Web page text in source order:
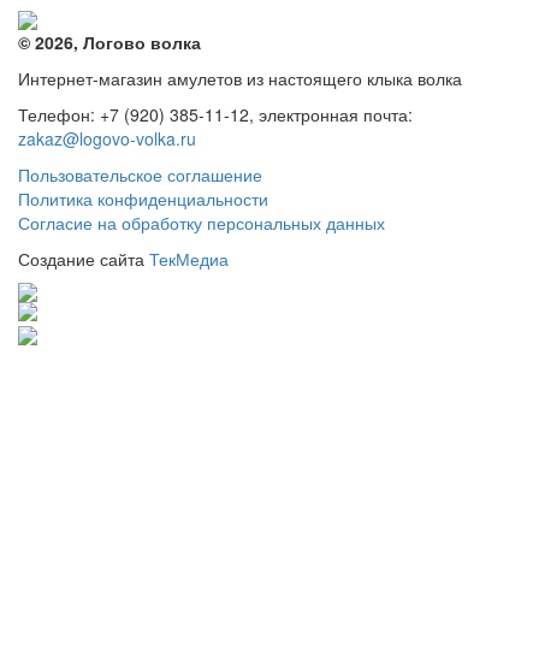
© 2026, Логово волка
Интернет-магазин амулетов из настоящего клыка волка
Телефон: +7 (920) 385-11-12, электронная почта:
zakaz@logovo-volka.ru
Пользовательское соглашение
Политика конфиденциальности
Согласие на обработку персональных данных
Создание сайта ТекМедиа